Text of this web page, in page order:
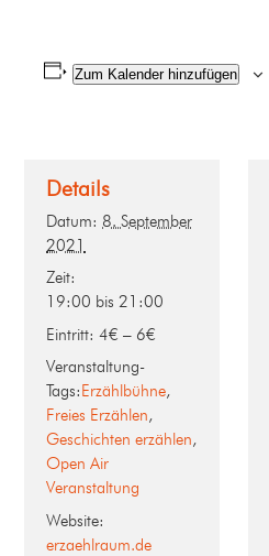
Zum Kalender hinzufügen
Details
Datum: 8. September
2021
Zeit:
19:00 bis 21:00
Eintritt: 4€ – 6€
Veranstaltung-
Tags:Erzählbühne,
Freies Erzählen,
Geschichten erzählen,
Open Air
Veranstaltung
Website:
erzaehlraum.de